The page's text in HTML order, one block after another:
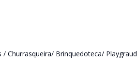
Churrasqueira/ Brinquedoteca/ Playgraud